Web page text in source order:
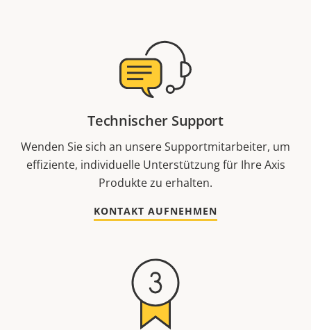
Technischer Support
Wenden Sie sich an unsere Supportmitarbeiter, um
effiziente, individuelle Unterstützung für Ihre Axis
Produkte zu erhalten.
KONTAKT AUFNEHMEN